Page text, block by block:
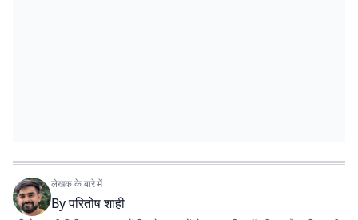
लेखक के बारे में
Byपरितोष शाही